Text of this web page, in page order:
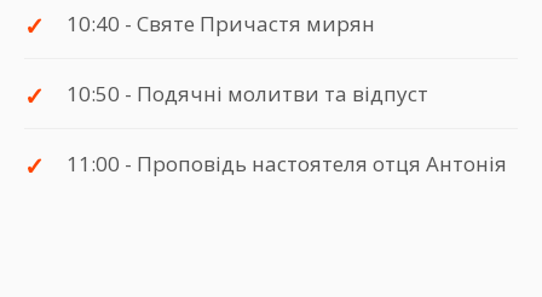
10:40 - Святе Причастя мирян
10:50 - Подячні молитви та відпуст
11:00 - Проповідь настоятеля отця Антонія